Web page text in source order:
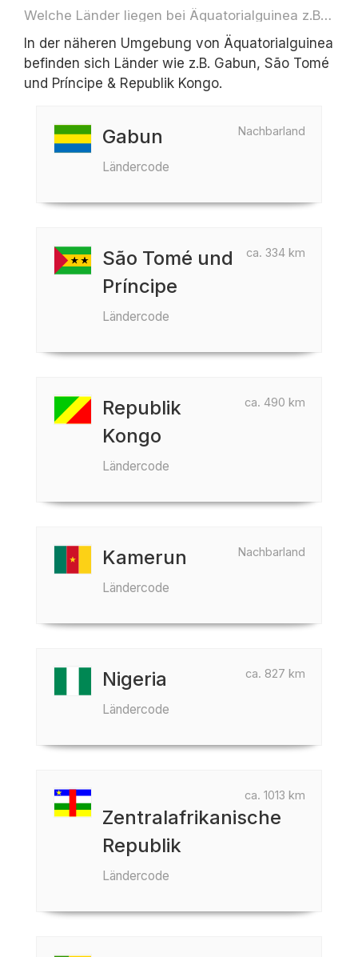
Welche Länder liegen bei Äquatorialguinea z.B. für Reisen oder Flüge
In der näheren Umgebung von Äquatorialguinea
befinden sich Länder wie z.B. Gabun, São Tomé
und Príncipe & Republik Kongo.
Nachbarland
Gabun
Ländercode
ca. 334 km
São Tomé und
Príncipe
Ländercode
ca. 490 km
Republik
Kongo
Ländercode
Nachbarland
Kamerun
Ländercode
ca. 827 km
Nigeria
Ländercode
ca. 1013 km
Zentralafrikanische
Republik
Ländercode